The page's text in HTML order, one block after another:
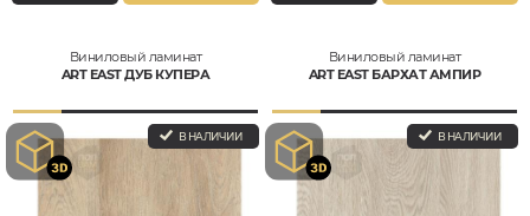
Виниловый ламинат
ART EAST ДУБ КУПЕРА
В НАЛИЧИИ
Виниловый ламинат
ART EAST БАРХАТ АМПИР
В НАЛИЧИИ